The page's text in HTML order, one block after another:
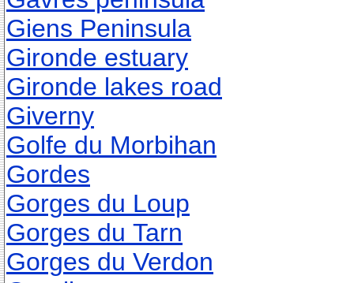
Giens Peninsula
Gironde estuary
Gironde lakes road
Giverny
Golfe du Morbihan
Gordes
Gorges du Loup
Gorges du Tarn
Gorges du Verdon